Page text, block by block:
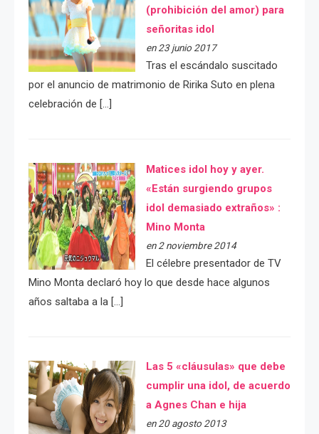
(prohibición del amor) para
señoritas idol
en 23 junio 2017
Tras el escándalo suscitado
por el anuncio de matrimonio de Ririka Suto en plena
celebración de […]
Matices idol hoy y ayer.
«Están surgiendo grupos
idol demasiado extraños» :
Mino Monta
en 2 noviembre 2014
El célebre presentador de TV
Mino Monta declaró hoy lo que desde hace algunos
años saltaba a la […]
Las 5 «cláusulas» que debe
cumplir una idol, de acuerdo
a Agnes Chan e hija
en 20 agosto 2013